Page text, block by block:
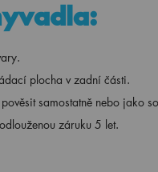
plocha v zadní části.
samostatně nebo jako
záruku 5 let.